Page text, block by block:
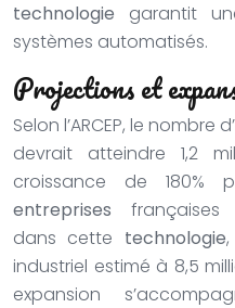
technologie garantit
systèmes automatisés.
Projections et
Selon l’ARCEP, le
devrait atteindre 1,2
croissance de 180%
entreprises françaises
dans cette technologie
industriel estimé à 8,5
expansion